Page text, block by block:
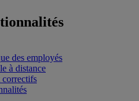
des employés
à distance
correctifs